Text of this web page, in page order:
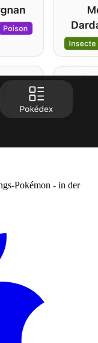
Pokémon - in der